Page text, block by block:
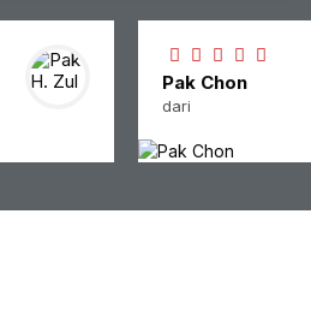
Pak Chon
dari